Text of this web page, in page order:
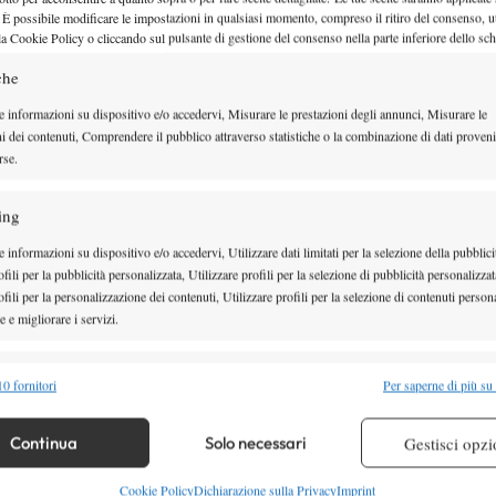
possibile modificare le impostazioni in qualsiasi momento, compreso il ritiro del consenso,
Cookie Policy o cliccando sul pulsante di gestione del consenso nella parte inferiore dello
informazioni su dispositivo e/o accedervi, Misurare le prestazioni degli annunci, Misurare le
dei contenuti, Comprendere il pubblico attraverso statistiche o la combinazione di dati
informazioni su dispositivo e/o accedervi, Utilizzare dati limitati per la selezione della
per la pubblicità personalizzata, Utilizzare profili per la selezione di pubblicità
per la personalizzazione dei contenuti, Utilizzare profili per la selezione di contenuti
e migliorare i servizi.
i dispositivi in base alle informazioni trasmesse automaticamente.
fornitori Per saperne di più
Continua Solo necessari Gestisci
Cookie PolicyDichiarazione sulla PrivacyImprint
Serena Williams giocherà
Navratilova
Qualificazioni Wimbledon 2026:
martedì 23 giugno con Tyra
Il programma, gli orari e l’ordine di gioco della prima giornata di
femminili…
22 Giugno 2026